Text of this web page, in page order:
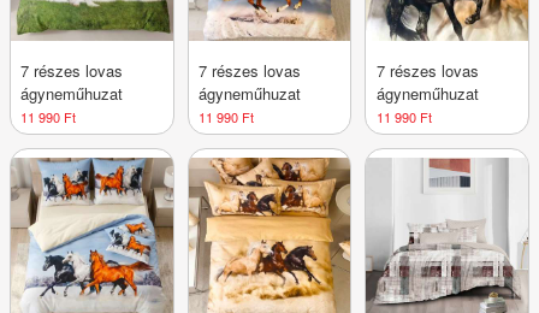
7 részes lovas
ágyneműhuzat
11 990 Ft
7 részes lovas
ágyneműhuzat
11 990 Ft
7 részes lovas
ágyneműhuzat
11 990 Ft